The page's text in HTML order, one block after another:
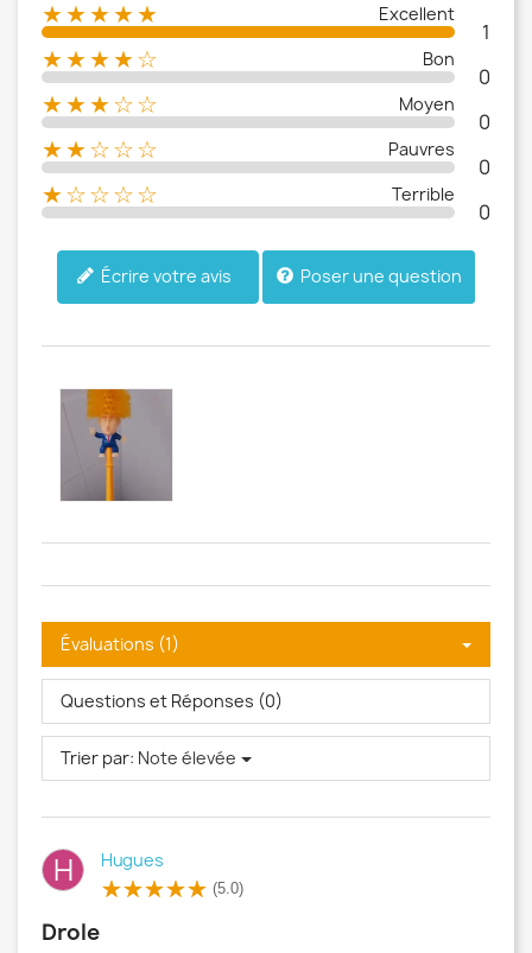
★★★★★ Excellent
1
★★★★☆
Bon
0
★★★☆☆
Moyen
0
★★☆☆☆
Pauvres
0
★☆☆☆☆
Terrible
0
Écrire votre avis Poser une question
Évaluations (1)
Questions et Réponses (0)
Trier par: Note élevée
H Hugues
(5.0)
Drole